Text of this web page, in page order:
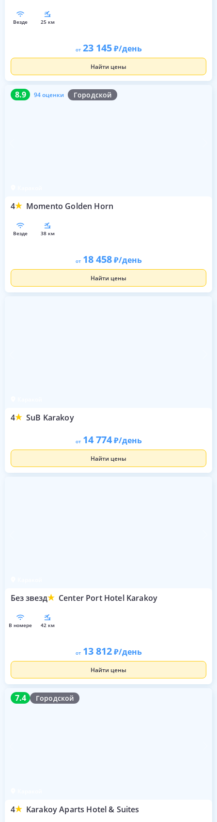
везде 25 км
от 23 145 /день
Найти цены
8.9 94 оценки Городской
4 Momento Golden Horn
8.9 94 оценки
везде 38 км
от 18 458 /день
Найти цены
4 SuB Karakoy
от 14 774 /день
Найти цены
Без звезд Center Port Hotel Karakoy
в номере 42 км
от 13 812 /день
Найти цены
7.4 Городской
4 Karakoy Aparts Hotel & Suites
7.4